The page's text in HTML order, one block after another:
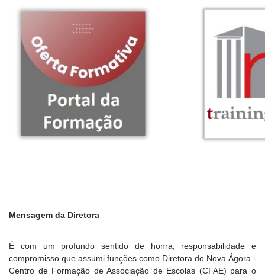
Mensagem da Diretora
É com um profundo sentido de honra, responsabilidade e
compromisso que assumi funções como Diretora do Nova Ágora -
Centro de Formação de Associação de Escolas (CFAE) para o